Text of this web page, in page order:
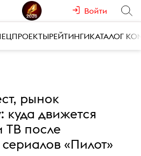
Войти
РЕЙТИНГИКАТАЛОГ
рынок
куда движется
ТВ после
«Пилот»